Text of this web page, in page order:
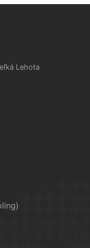
Lehota